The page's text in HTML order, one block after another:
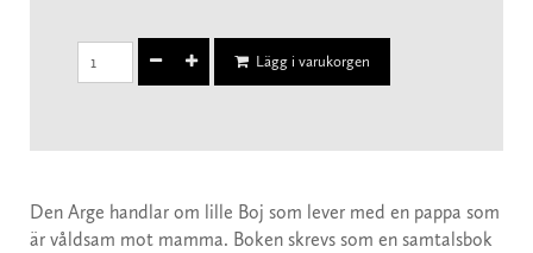
Lägg i varukorgen
Den Arge handlar om lille Boj som lever med en pappa som
är våldsam mot mamma. Boken skrevs som en samtalsbok